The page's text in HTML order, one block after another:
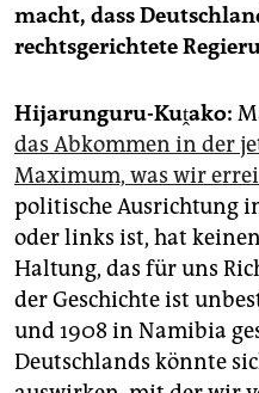
macht, dass
rechtsgerichtete
Hijarunguru-Kuṱako:
das Abkommen in der
Maximum, was wir
politische Ausrichtung
oder links ist, hat
Haltung, das für uns
der Geschichte ist
und 1908 in Namibia
Deutschlands könnte